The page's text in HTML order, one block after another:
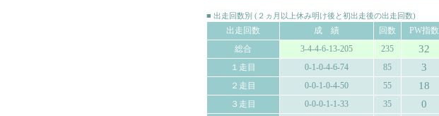
■ 出走回数別 (２ヵ月以上休み明け後と初出走後の出走回数)
出走回数 成 績 回数 PW指数
総合
3-4-4-6-13-205 235 32
１走目 0-1-0-4-6-74 85 3
２走目 0-0-1-0-4-50 55 18
３走目 0-0-0-1-1-33 35 0